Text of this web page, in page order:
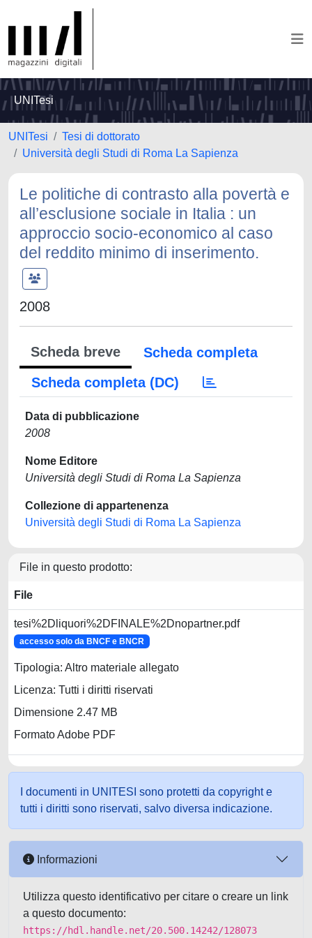
UNITesi
UNITesi
Tesi di dottorato
Università degli Studi di Roma La Sapienza
Le politiche di contrasto alla povertà e
all’esclusione sociale in Italia : un
approccio socio-economico al caso
del reddito minimo di inserimento.
2008
Scheda breve
Scheda completa
Scheda completa (DC)
Data di pubblicazione
2008
Nome Editore
Università degli Studi di Roma La Sapienza
Collezione di appartenenza
Università degli Studi di Roma La Sapienza
File in questo prodotto:
File
tesi%2Dliquori%2DFINALE%2Dnopartner.pdf
accesso solo da BNCF e BNCR
Tipologia: Altro materiale allegato
Licenza: Tutti i diritti riservati
Dimensione 2.47 MB
Formato Adobe PDF
I documenti in UNITESI sono protetti da copyright e
tutti i diritti sono riservati, salvo diversa indicazione.
Informazioni
Utilizza questo identificativo per citare o creare un link
a questo documento:
https://hdl.handle.net/20.500.14242/128073